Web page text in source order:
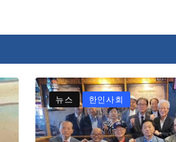
뉴스 한인사회